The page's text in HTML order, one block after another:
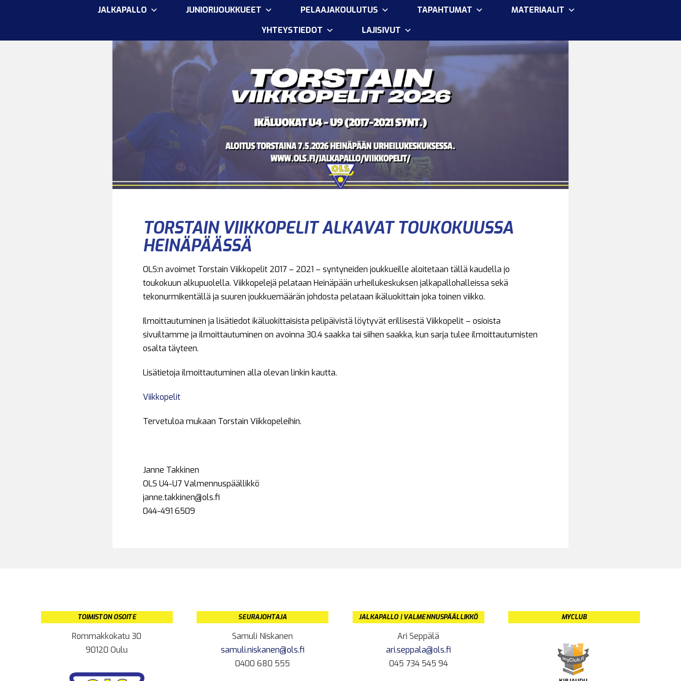
JALKAPALLO JUNIORIJOUKKUEET PELAAJAKOULUTUS TAPAHTUMAT
MATERIAALIT
YHTEYSTIEDOT
LAJISIVUT
TORSTAIN VIIKKOPELIT ALKAVAT TOUKOKUUSSA
HEINÄPÄÄSSÄ
OLS:n avoimet Torstain Viikkopelit 2017 – 2021 – syntyneiden joukkueille aloitetaan tällä kaudella jo
toukokuun alkupuolella. Viikkopelejä pelataan Heinäpään urheilukeskuksen jalkapallohalleissa sekä
tekonurmikentällä ja suuren joukkuemäärän johdosta pelataan ikäluokittain joka toinen viikko.
Ilmoittautuminen ja lisätiedot ikäluokittaisista pelipäivistä löytyvät erillisestä Viikkopelit – osioista
sivuiltamme ja ilmoittautuminen on avoinna 30.4 saakka tai siihen saakka, kun sarja tulee ilmoittautumisten
osalta täyteen.
Lisätietoja ilmoittautuminen alla olevan linkin kautta.
Viikkopelit
Tervetuloa mukaan Torstain Viikkopeleihin.
Janne Takkinen
OLS U4-U7 Valmennuspäällikkö
janne.takkinen@ols.fi
044-491 6509
TOIMISTON OSOITE
Rommakkokatu 30
90120 Oulu
SEURAJOHTAJA
Samuli Niskanen
samuli.niskanen@ols.fi
0400 680 555
JALKAPALLO | VALMENNUSPÄÄLLIKKÖ
Ari Seppälä
ari.seppala@ols.fi
045 734 545 94
MYCLUB